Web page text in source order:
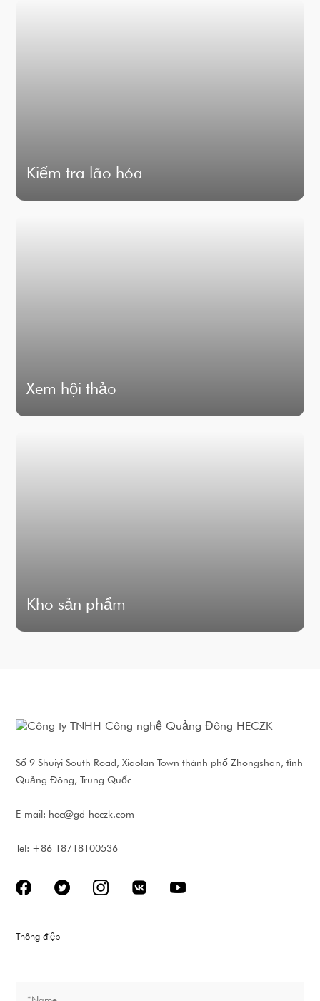
Kiểm tra lão hóa
Xem hội thảo
Kho sản phẩm
Số 9 Shuiyi South Road, Xiaolan Town thành phố Zhongshan, tỉnh
Quảng Đông, Trung Quốc
E-mail: hec@gd-heczk.com
Tel: +86 18718100536
Thông điệp